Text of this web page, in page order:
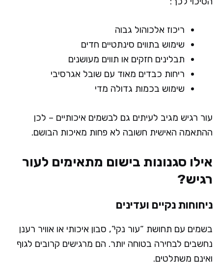
ריכוז אלכוהול גבוה
שימוש בתווים סינתטיים חדים
תבלינים חזקים או תווים מעושנים
ריחות כבדים מאוד עם שובל אגרסיבי
שימוש בכמות גדולה מדי
עור רגיש מגיב לעיתים גם לבשמים איכותיים – לכן
ההתאמה האישית חשובה לא פחות מאיכות הבושם.
אילו סגנונות בישום מתאימים לעור
רגיש?
ניחוחות נקיים ועדינים
בשמים עם תחושת “עור נקי”, סבון איכותי או אוויר רענן
נחשבים לבחירה בטוחה יותר. הם מרגישים קרובים לגוף
ואינם משתלטים.